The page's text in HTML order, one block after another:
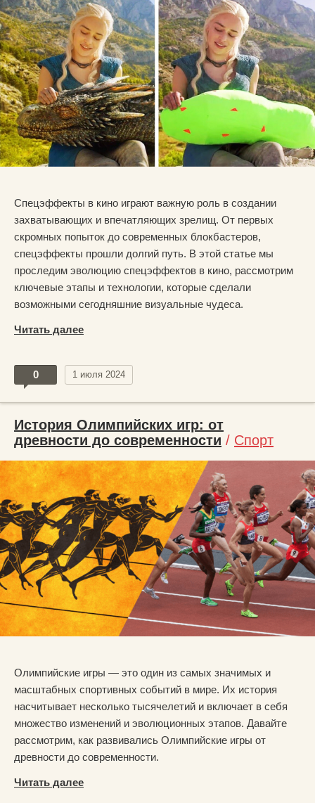
Спецэффекты в кино играют важную роль в создании
захватывающих и впечатляющих зрелищ. От первых
скромных попыток до современных блокбастеров,
спецэффекты прошли долгий путь. В этой статье мы
проследим эволюцию спецэффектов в кино, рассмотрим
ключевые этапы и технологии, которые сделали
возможными сегодняшние визуальные чудеса.
Читать далее
0 1 июля 2024
История Олимпийских игр: от
древности до современности / Спорт
Олимпийские игры — это один из самых значимых и
масштабных спортивных событий в мире. Их история
насчитывает несколько тысячелетий и включает в себя
множество изменений и эволюционных этапов. Давайте
рассмотрим, как развивались Олимпийские игры от
древности до современности.
Читать далее